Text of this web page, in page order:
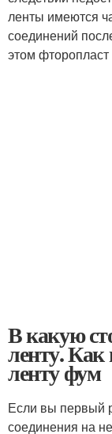
ленты имеются
соединений
этом фторопласт
В какую
ленту.
ленту фум
Если вы первый
соединения на